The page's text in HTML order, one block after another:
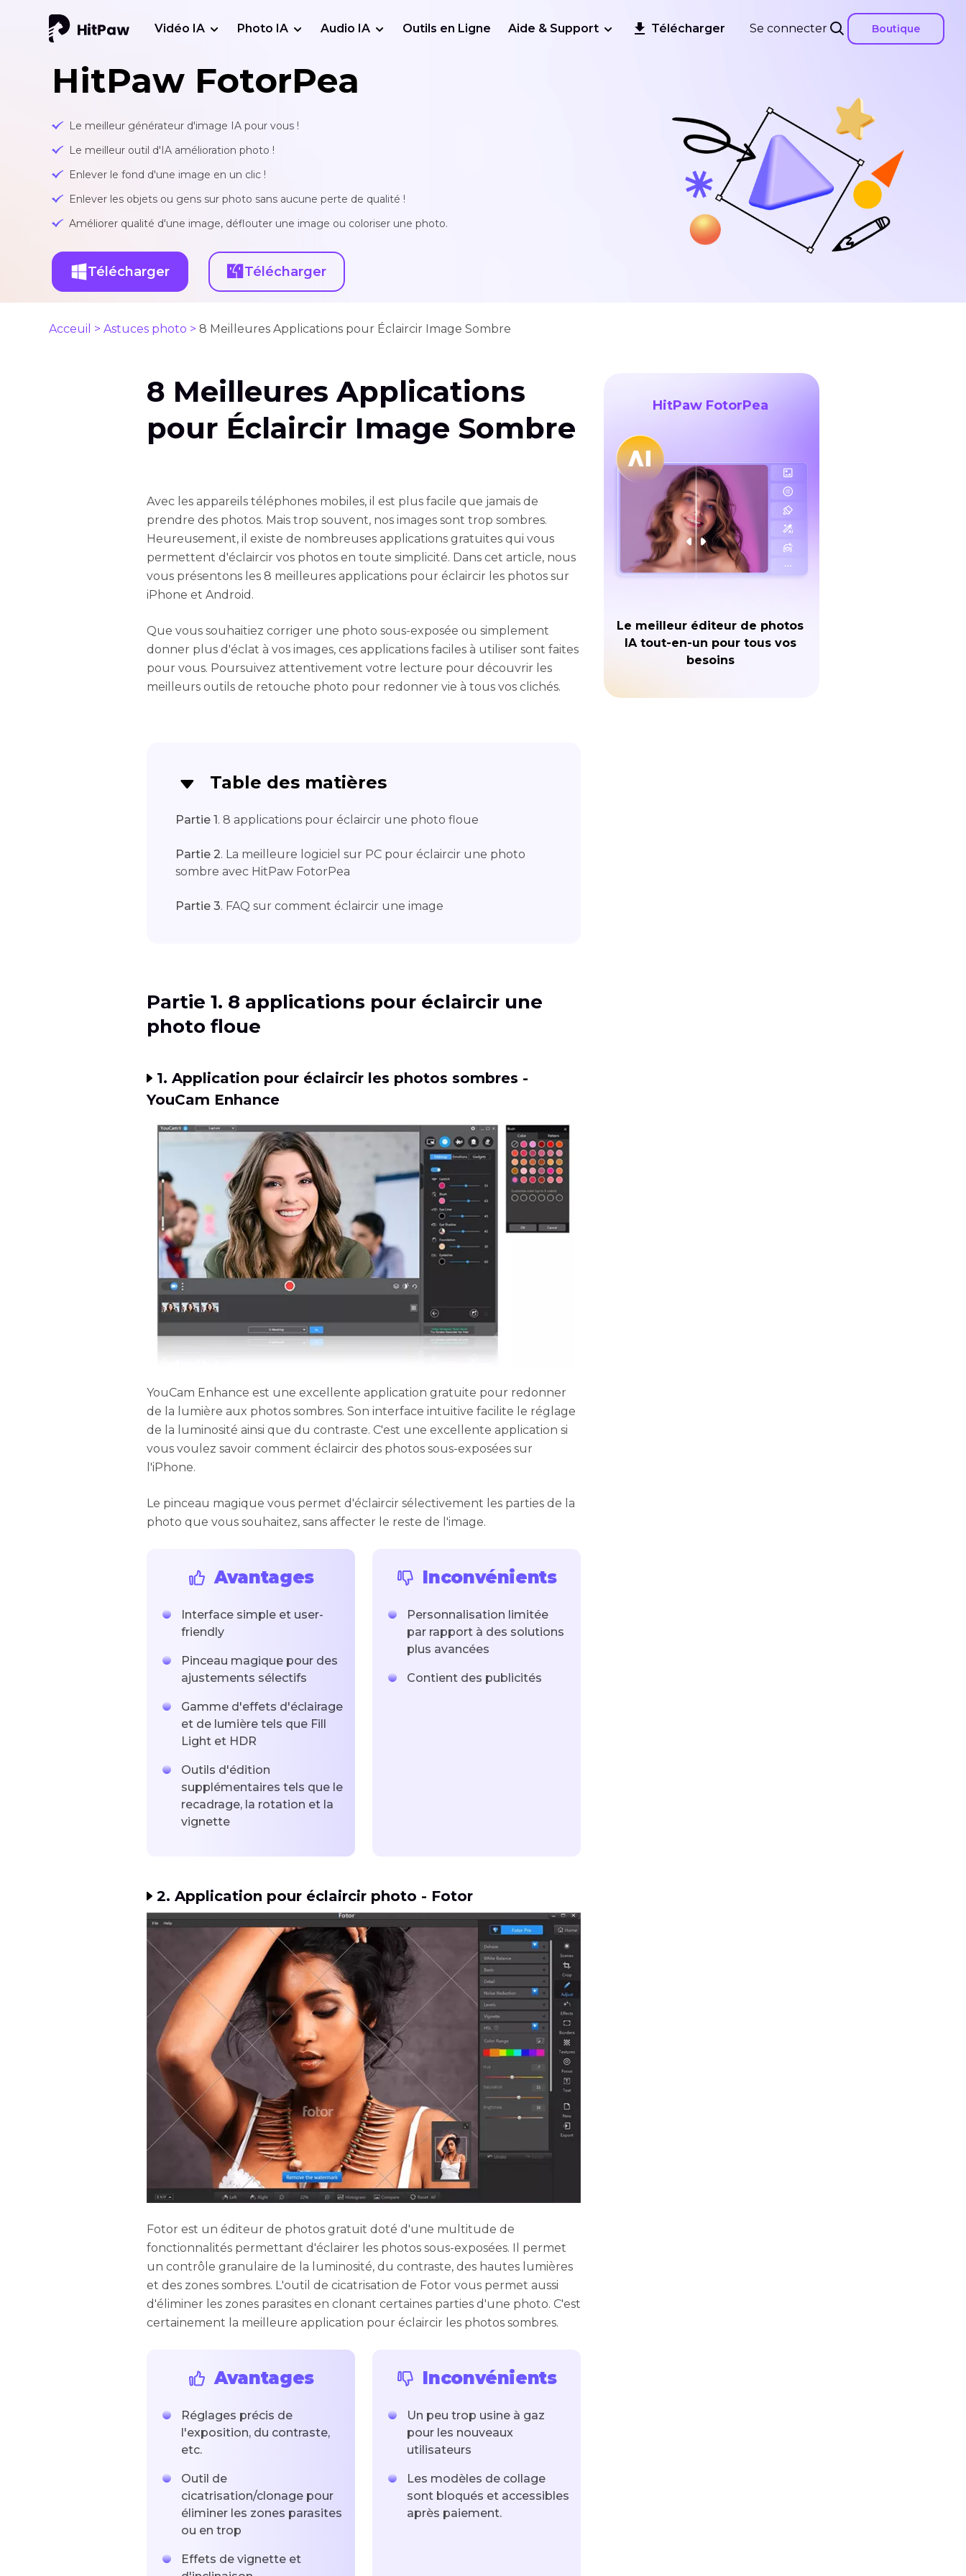
Se connecter Boutique
Vidéo IA Photo IA Audio IA Outils en Ligne Aide & Support Télécharger
HitPaw FotorPea
Le meilleur générateur d'image IA pour vous !
Le meilleur outil d'IA amélioration photo !
Enlever le fond d'une image en un clic !
Enlever les objets ou gens sur photo sans aucune perte de qualité !
Améliorer qualité d'une image, déflouter une image ou coloriser une photo.
Télécharger Télécharger
Acceuil > Astuces photo > 8 Meilleures Applications pour Éclaircir Image Sombre
8 Meilleures Applications
pour Éclaircir Image Sombre
Avec les appareils téléphones mobiles, il est plus facile que jamais de
prendre des photos. Mais trop souvent, nos images sont trop sombres.
Heureusement, il existe de nombreuses applications gratuites qui vous
permettent d'éclaircir vos photos en toute simplicité. Dans cet article, nous
vous présentons les 8 meilleures applications pour éclaircir les photos sur
iPhone et Android.
Que vous souhaitiez corriger une photo sous-exposée ou simplement
donner plus d'éclat à vos images, ces applications faciles à utiliser sont faites
pour vous. Poursuivez attentivement votre lecture pour découvrir les
meilleurs outils de retouche photo pour redonner vie à tous vos clichés.
Table des matières
Partie 1. 8 applications pour éclaircir une photo floue
Partie 2. La meilleure logiciel sur PC pour éclaircir une photo
sombre avec HitPaw FotorPea
Partie 3. FAQ sur comment éclaircir une image
Partie 1. 8 applications pour éclaircir une
photo floue
1. Application pour éclaircir les photos sombres -
YouCam Enhance
YouCam Enhance est une excellente application gratuite pour redonner
de la lumière aux photos sombres. Son interface intuitive facilite le réglage
de la luminosité ainsi que du contraste. C'est une excellente application si
vous voulez savoir comment éclaircir des photos sous-exposées sur
l'iPhone.
Le pinceau magique vous permet d'éclaircir sélectivement les parties de la
photo que vous souhaitez, sans affecter le reste de l'image.
Avantages
Interface simple et user-
friendly
Pinceau magique pour des
ajustements sélectifs
Gamme d'effets d'éclairage
et de lumière tels que Fill
Light et HDR
Outils d'édition
supplémentaires tels que le
recadrage, la rotation et la
vignette
Inconvénients
Personnalisation limitée
par rapport à des solutions
plus avancées
Contient des publicités
2. Application pour éclaircir photo - Fotor
Fotor est un éditeur de photos gratuit doté d'une multitude de
fonctionnalités permettant d'éclairer les photos sous-exposées. Il permet
un contrôle granulaire de la luminosité, du contraste, des hautes lumières
et des zones sombres. L'outil de cicatrisation de Fotor vous permet aussi
d'éliminer les zones parasites en clonant certaines parties d'une photo. C'est
certainement la meilleure application pour éclaircir les photos sombres.
Avantages
Réglages précis de
l'exposition, du contraste,
etc.
Outil de
cicatrisation/clonage pour
éliminer les zones parasites
ou en trop
Effets de vignette et
Inconvénients
Un peu trop usine à gaz
pour les nouveaux
utilisateurs
Les modèles de collage
sont bloqués et accessibles
après paiement.
HitPaw FotorPea
Le meilleur éditeur de photos
IA tout-en-un pour tous vos
besoins